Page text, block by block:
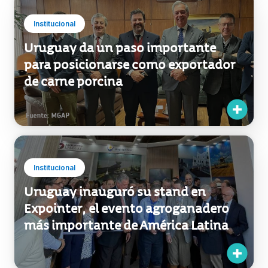
Uruguay da un paso importante
para posicionarse como exportador
de carne porcina
Institucional
Uruguay inauguró su stand en
Expointer, el evento agroganadero
más importante de América Latina